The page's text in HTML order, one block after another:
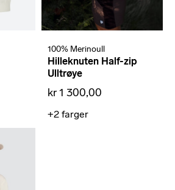
100% Merinoull
Hilleknuten Half-zip
Ulltrøye
kr 1 300,00
+2 farger